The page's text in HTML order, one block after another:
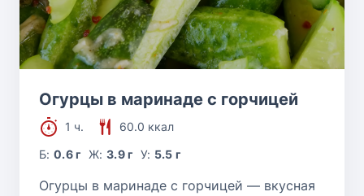
Огурцы в маринаде с горчицей
1 ч.
60.0 ккал
Б:0.6 г Ж: 3.9 г У: 5.5 г
Огурцы в маринаде с горчицей — вкусная